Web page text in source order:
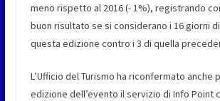
meno rispetto al 2016 (- 1%), registrando
buon risultato se si considerano i 16 giorni
questa edizione contro i 3 di quella
L’Ufficio del Turismo ha riconfermato anche
edizione dell’evento il servizio di Info Point